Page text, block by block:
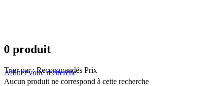
0 produit
Trier par : Recommandés Prix
Affiner votre recherche
Aucun produit ne correspond à cette recherche